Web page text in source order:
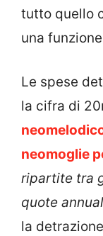
tutto quello
una
Le spese
la cifra di
neomoglie
ripartite tra
quote
la